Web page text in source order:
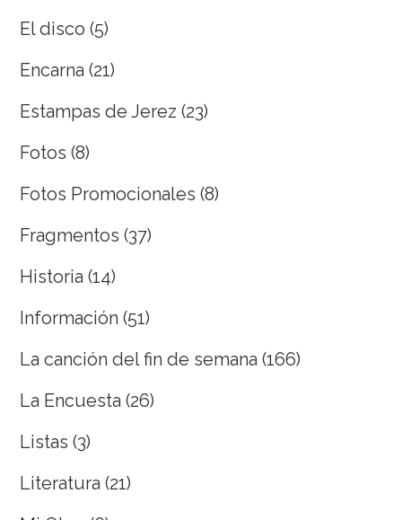
El disco (5)
Encarna (21)
Estampas de Jerez (23)
Fotos (8)
Fotos Promocionales (8)
Fragmentos (37)
Historia (14)
Información (51)
La canción del fin de semana (166)
La Encuesta (26)
Listas (3)
Literatura (21)